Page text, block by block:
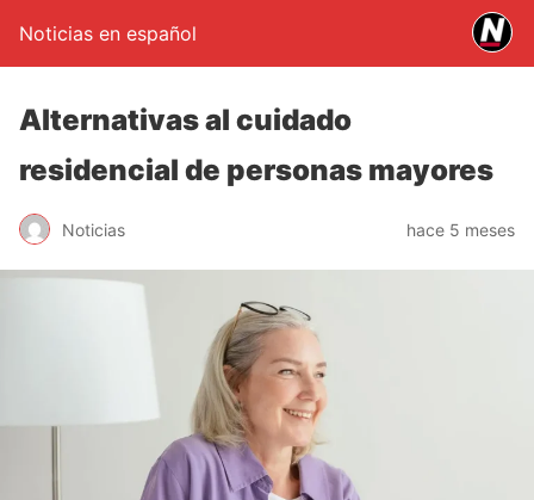
Noticias en español
Alternativas al cuidado
residencial de personas mayores
Noticias hace 5 meses